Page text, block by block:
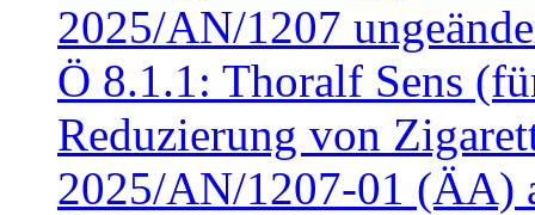
2025/AN/1207
Ö 8.1.1: Thoralf Sens
Reduzierung von
2025/AN/1207-01 (ÄA)